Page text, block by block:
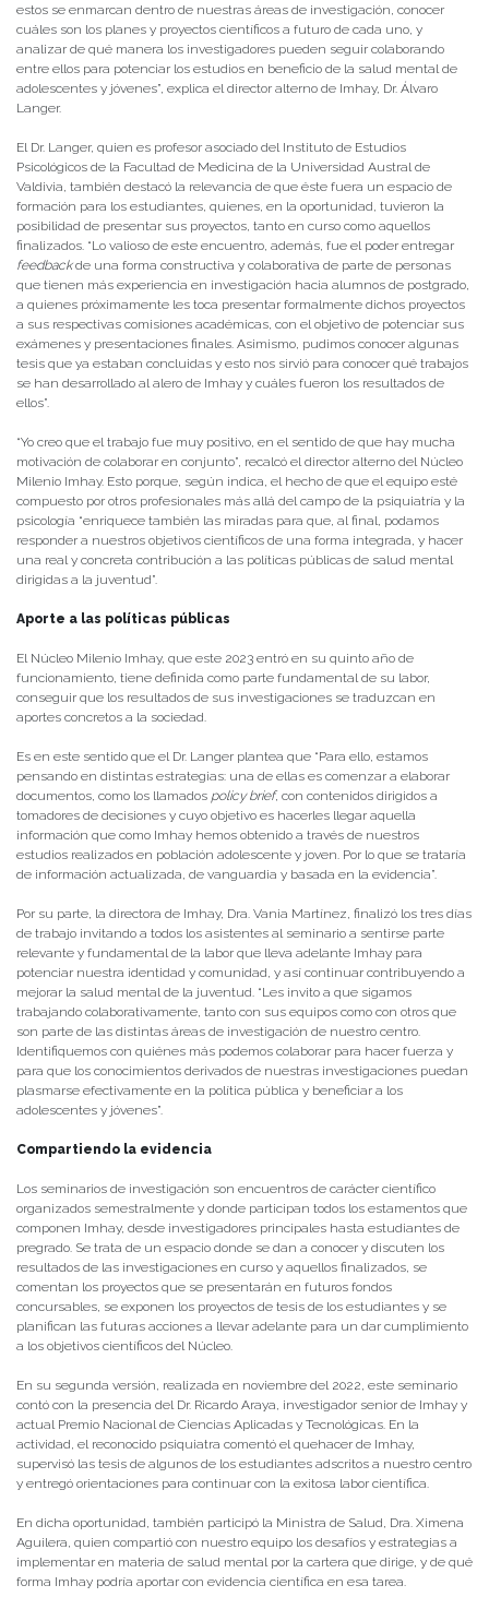
estos se enmarcan dentro de nuestras áreas de investigación, conocer
cuáles son los planes y proyectos científicos a futuro de cada uno, y
analizar de qué manera los investigadores pueden seguir colaborando
entre ellos para potenciar los estudios en beneficio de la salud mental de
adolescentes y jóvenes”, explica el director alterno de Imhay, Dr. Álvaro
Langer.
El Dr. Langer, quien es profesor asociado del Instituto de Estudios
Psicológicos de la Facultad de Medicina de la Universidad Austral de
Valdivia, también destacó la relevancia de que éste fuera un espacio de
formación para los estudiantes, quienes, en la oportunidad, tuvieron la
posibilidad de presentar sus proyectos, tanto en curso como aquellos
finalizados. “Lo valioso de este encuentro, además, fue el poder entregar
feedbackde una forma constructiva y colaborativa de parte de personas
que tienen más experiencia en investigación hacia alumnos de postgrado,
a quienes próximamente les toca presentar formalmente dichos proyectos
a sus respectivas comisiones académicas, con el objetivo de potenciar sus
exámenes y presentaciones finales. Asimismo, pudimos conocer algunas
tesis que ya estaban concluidas y esto nos sirvió para conocer qué trabajos
se han desarrollado al alero de Imhay y cuáles fueron los resultados de
ellos”.
“Yo creo que el trabajo fue muy positivo, en el sentido de que hay mucha
motivación de colaborar en conjunto”, recalcó el director alterno del Núcleo
Milenio Imhay. Esto porque, según indica, el hecho de que el equipo esté
compuesto por otros profesionales más allá del campo de la psiquiatría y la
psicología “enriquece también las miradas para que, al final, podamos
responder a nuestros objetivos científicos de una forma integrada, y hacer
una real y concreta contribución a las políticas públicas de salud mental
dirigidas a la juventud”.
Aporte a las políticas públicas
El Núcleo Milenio Imhay, que este 2023 entró en su quinto año de
funcionamiento, tiene definida como parte fundamental de su labor,
conseguir que los resultados de sus investigaciones se traduzcan en
aportes concretos a la sociedad.
Es en este sentido que el Dr. Langer plantea que “Para ello, estamos
pensando en distintas estrategias: una de ellas es comenzar a elaborar
documentos, como los llamados policy brief, con contenidos dirigidos a
tomadores de decisiones y cuyo objetivo es hacerles llegar aquella
información que como Imhay hemos obtenido a través de nuestros
estudios realizados en población adolescente y joven. Por lo que se trataría
de información actualizada, de vanguardia y basada en la evidencia”.
Por su parte, la directora de Imhay, Dra. Vania Martínez, finalizó los tres días
de trabajo invitando a todos los asistentes al seminario a sentirse parte
relevante y fundamental de la labor que lleva adelante Imhay para
potenciar nuestra identidad y comunidad, y así continuar contribuyendo a
mejorar la salud mental de la juventud. “Les invito a que sigamos
trabajando colaborativamente, tanto con sus equipos como con otros que
son parte de las distintas áreas de investigación de nuestro centro.
Identifiquemos con quiénes más podemos colaborar para hacer fuerza y
para que los conocimientos derivados de nuestras investigaciones puedan
plasmarse efectivamente en la política pública y beneficiar a los
adolescentes y jóvenes”.
Compartiendo la evidencia
Los seminarios de investigación son encuentros de carácter científico
organizados semestralmente y donde participan todos los estamentos que
componen Imhay, desde investigadores principales hasta estudiantes de
pregrado. Se trata de un espacio donde se dan a conocer y discuten los
resultados de las investigaciones en curso y aquellos finalizados, se
comentan los proyectos que se presentarán en futuros fondos
concursables, se exponen los proyectos de tesis de los estudiantes y se
planifican las futuras acciones a llevar adelante para un dar cumplimiento
a los objetivos científicos del Núcleo.
En su segunda versión, realizada en noviembre del 2022, este seminario
contó con la presencia del Dr. Ricardo Araya, investigador senior de Imhay y
actual Premio Nacional de Ciencias Aplicadas y Tecnológicas. En la
actividad, el reconocido psiquiatra comentó el quehacer de Imhay,
supervisó las tesis de algunos de los estudiantes adscritos a nuestro centro
y entregó orientaciones para continuar con la exitosa labor científica.
En dicha oportunidad, también participó la Ministra de Salud, Dra. Ximena
Aguilera, quien compartió con nuestro equipo los desafíos y estrategias a
implementar en materia de salud mental por la cartera que dirige, y de qué
forma Imhay podría aportar con evidencia científica en esa tarea.